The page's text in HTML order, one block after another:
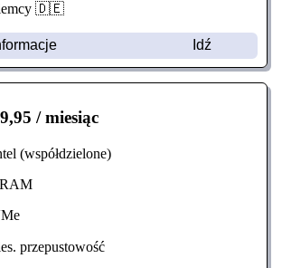
🇩🇪
Idź
/ miesiąc
(współdzielone)
przepustowość